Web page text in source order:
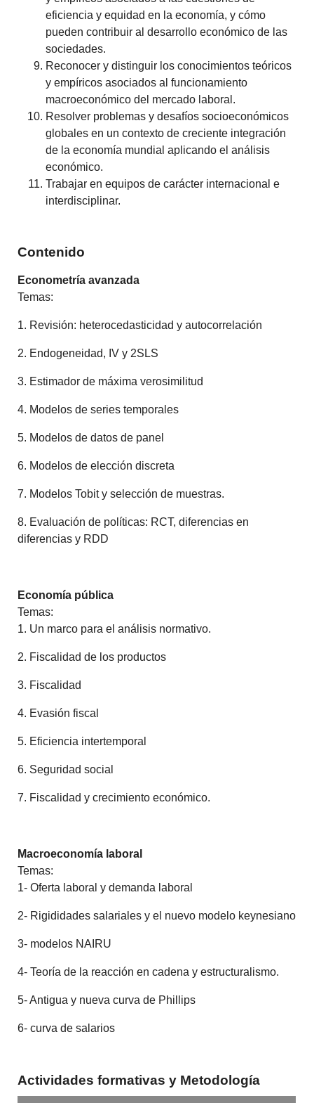
eficiencia y equidad en la economía, y cómo
pueden contribuir al desarrollo económico de las
sociedades.
Reconocer y distinguir los conocimientos teóricos
y empíricos asociados al funcionamiento
macroeconómico del mercado laboral.
Resolver problemas y desafíos socioeconómicos
globales en un contexto de creciente integración
de la economía mundial aplicando el análisis
económico.
Trabajar en equipos de carácter internacional e
interdisciplinar.
Contenido
Econometría avanzada
Temas:
1. Revisión: heterocedasticidad y autocorrelación
2. Endogeneidad, IV y 2SLS
3. Estimador de máxima verosimilitud
4. Modelos de series temporales
5. Modelos de datos de panel
6. Modelos de elección discreta
7. Modelos Tobit y selección de muestras.
8. Evaluación de políticas: RCT, diferencias en
diferencias y RDD
Economía pública
Temas:
1. Un marco para el análisis normativo.
2. Fiscalidad de los productos
3. Fiscalidad
4. Evasión fiscal
5. Eficiencia intertemporal
6. Seguridad social
7. Fiscalidad y crecimiento económico.
Macroeconomía laboral
Temas:
1- Oferta laboral y demanda laboral
2- Rigididades salariales y el nuevo modelo keynesiano
3- modelos NAIRU
4- Teoría de la reacción en cadena y estructuralismo.
5- Antigua y nueva curva de Phillips
6- curva de salarios
Actividades formativas y Metodología